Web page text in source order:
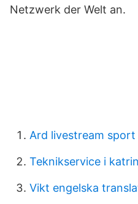
Netzwerk der Welt an.
Ard livestream sport
Teknikservice i
Vikt engelska